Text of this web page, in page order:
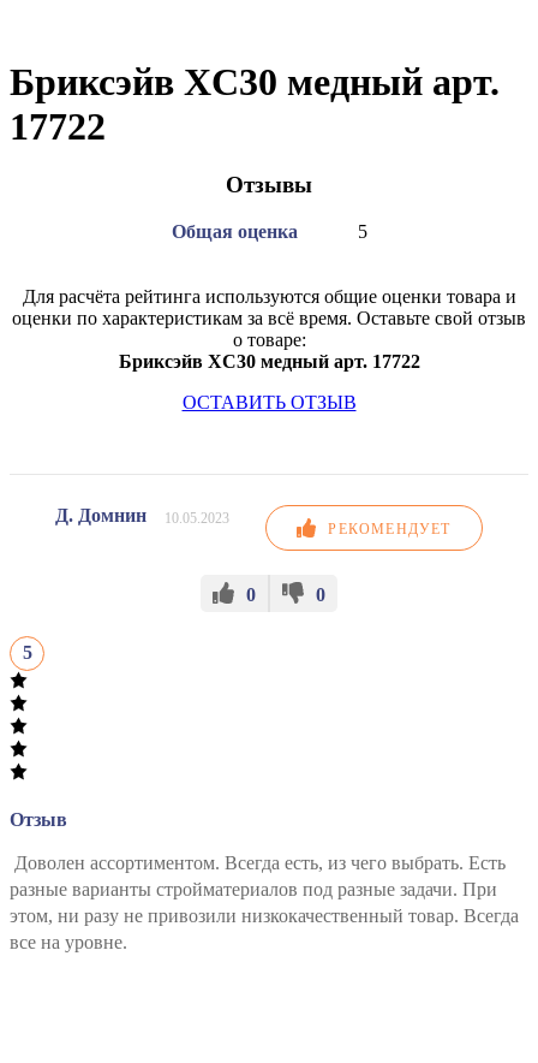
Бриксэйв XC30 медный арт.
17722
Отзывы
Общая оценка 5
Для расчёта рейтинга используются общие оценки товара и
оценки по характеристикам за всё время. Оставьте свой отзыв
о товаре:
Бриксэйв XC30 медный арт. 17722
ОСТАВИТЬ ОТЗЫВ
Д. Домнин 10.05.2023
РЕКОМЕНДУЕТ
0 0
5
Отзыв
Доволен ассортиментом. Всегда есть, из чего выбрать. Есть
разные варианты стройматериалов под разные задачи. При
этом, ни разу не привозили низкокачественный товар. Всегда
все на уровне.